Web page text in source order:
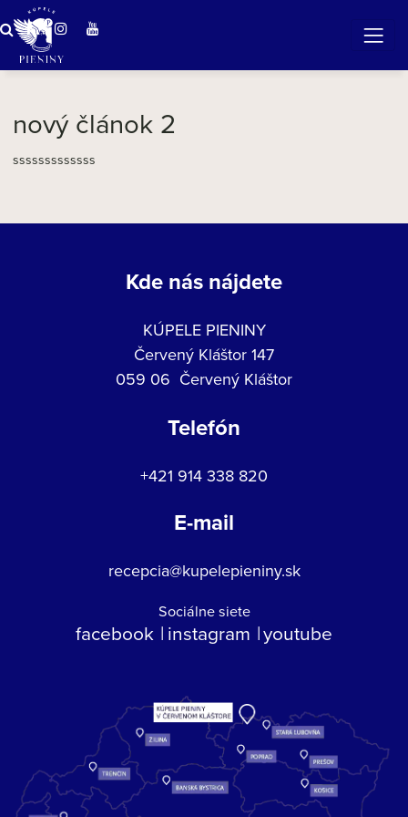
nový článok 2
sssssssssssss
Kde nás nájdete
KÚPELE PIENINY
Červený Kláštor 147
059 06 Červený Kláštor
Telefón
+421 914 338 820
E-mail
recepcia@kupelepieniny.sk
Sociálne siete
facebook instagram youtube